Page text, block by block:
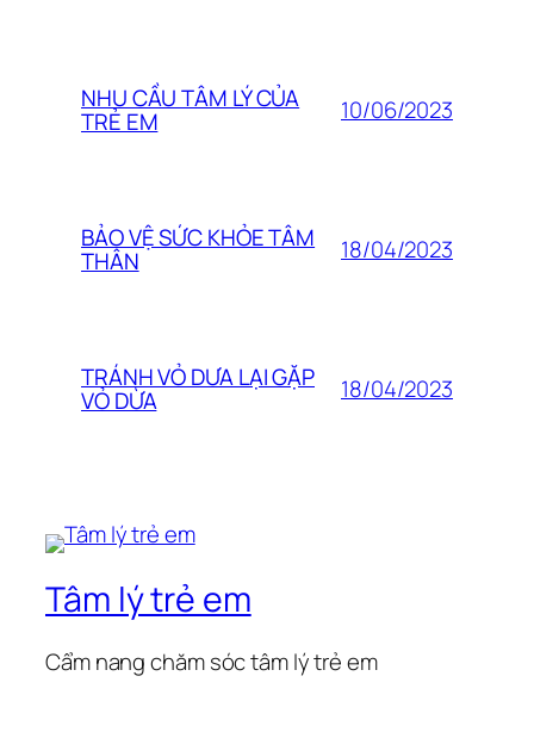
NHU CẦU TÂM LÝ CỦA
TRẺ EM 10/06/2023
BẢO VỆ SỨC KHỎE TÂM
THÂN 18/04/2023
TRÁNH VỎ DƯA LẠI GẶP
VỎ DỪA 18/04/2023
Tâm lý trẻ em
Cẩm nang chăm sóc tâm lý trẻ em